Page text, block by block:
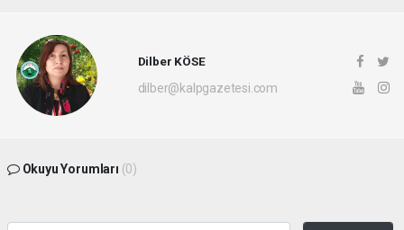
Dilber KÖSE
dilber@kalpgazetesi.com
Okuyu Yorumları (0)